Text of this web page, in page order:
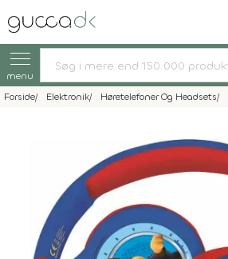
menu
Forside Elektronik Høretelefoner Og Headsets